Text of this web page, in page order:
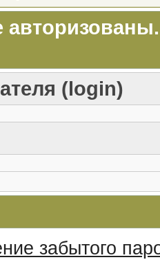
(login)
забытого